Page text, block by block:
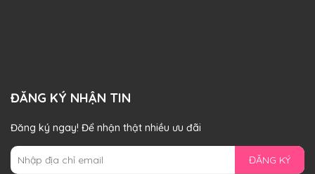
ĐĂNG KÝ NHẬN TIN
Đăng ký ngay! Để nhận thật nhiều ưu đãi
ĐĂNG KÝ